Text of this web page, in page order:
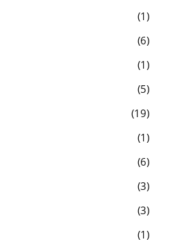
1
6
1
5
19
1
6
3
3
1